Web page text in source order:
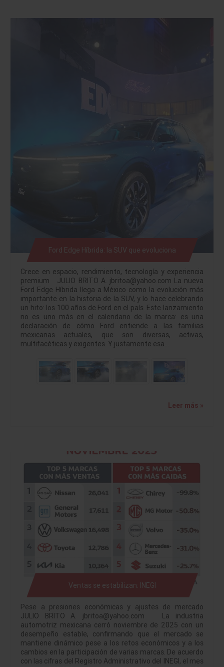
Ford Edge Híbrida: la SUV que evoluciona
Crece en espacio, rendimiento, tecnología y experiencia
premium JULIO BRITO A. jbritoa@yahoo.com La nueva
Ford Edge Híbrida llega a México como la evolución más
importante en la historia de la SUV, y lo hace celebrando
un hito: los 100 años de Ford en el país. Este lanzamiento
no es uno más en el calendario de la marca: es una
declaración de cómo Ford entiende a las familias
mexicanas actuales, que son diversas, activas,
multifacéticas y exigentes. Y justamente esa…
Leer más »
Ventas se estabilizan: INEGI
Pese a presiones económicas y ajustes de mercado
JULIO BRITO A. jbritoa@yahoo.com La industria
automotriz mexicana cerró noviembre de 2025 con un
desempeño estable, confirmando que el mercado se
mantiene dinámico pese a los retos económicos y a los
cambios en la participación de varias marcas. De acuerdo
con las cifras del Registro Administrativo del INEGI, el mes